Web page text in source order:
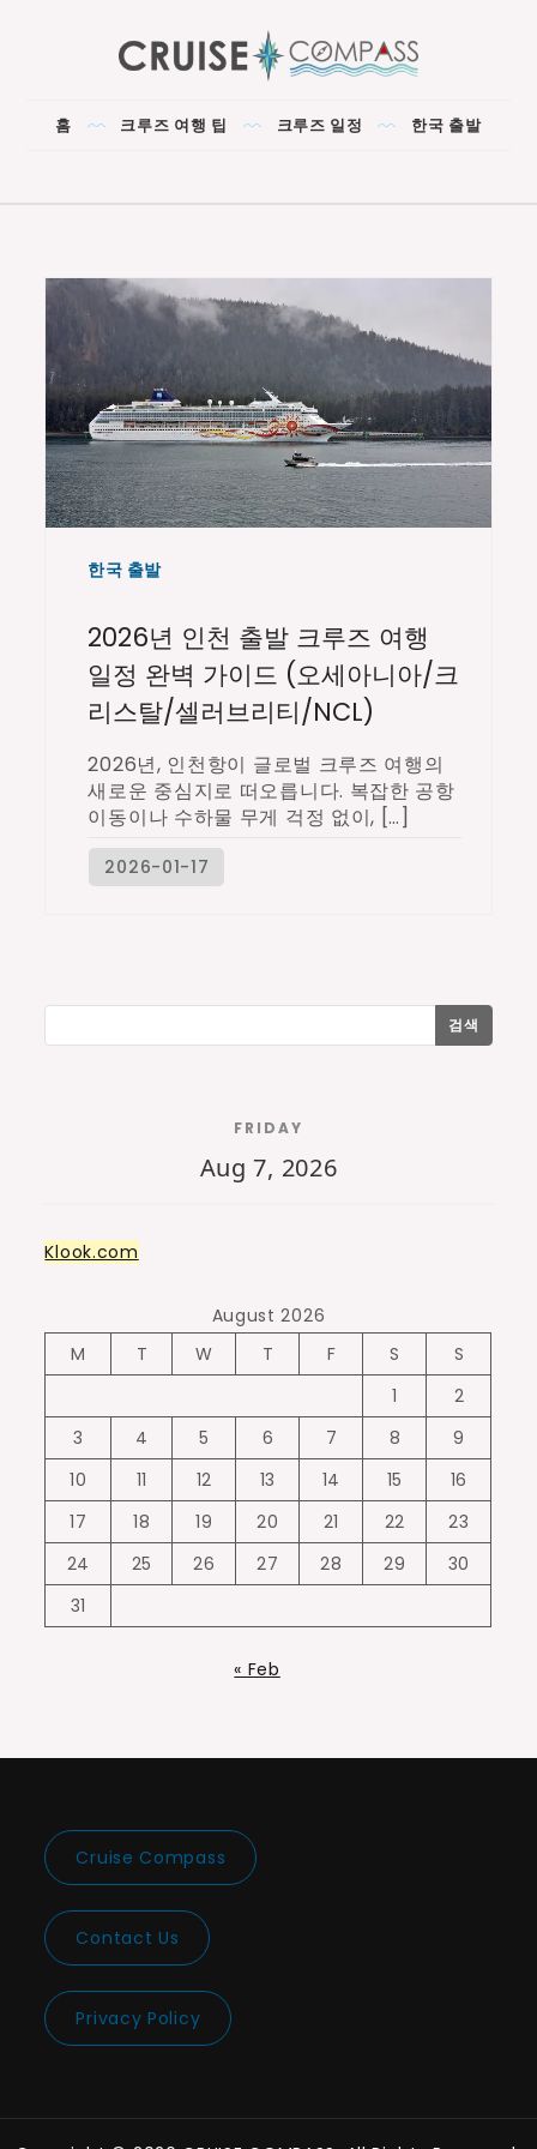
CRUISE COMPASS
홈 크루즈 여행 팁 크루즈 일정 한국 출발
한국 출발
2026년 인천 출발 크루즈 여행
일정 완벽 가이드 (오세아니아/크
리스탈/셀러브리티/NCL)
2026년, 인천항이 글로벌 크루즈 여행의
새로운 중심지로 떠오릅니다. 복잡한 공항
이동이나 수하물 무게 걱정 없이, […]
검색
FRIDAY
Aug 7, 2026
Klook.com
August 2026
M
T W T F S
S
1
2
3
4 5 6 7 8
9
10
11 12 13 14 15
16
17
18 19 20 21 22
23
24
25 26 27 28 29
30
31
« Feb
Cruise Compass
Contact Us
Privacy Policy